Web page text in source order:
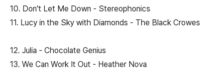
10. Don't Let Me Down - Stereophonics
11. Lucy in the Sky with Diamonds - The Black Crowes
12. Julia - Chocolate Genius
13. We Can Work It Out - Heather Nova